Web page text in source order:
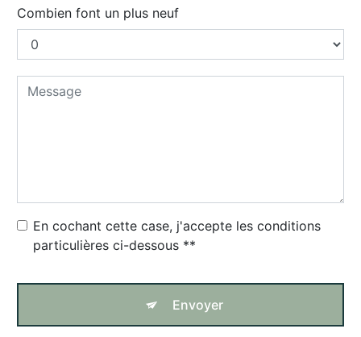
Combien font un plus neuf
En cochant cette case, j'accepte les conditions
particulières ci-dessous **
Envoyer